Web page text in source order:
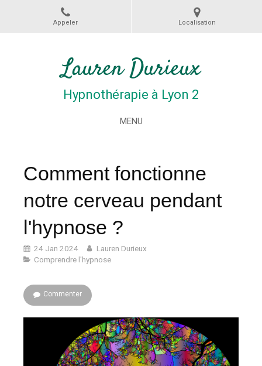
Appeler Localisation
Lauren Durieux
Hypnothérapie à Lyon 2
MENU
Comment fonctionne
notre cerveau pendant
l'hypnose ?
24 Jan 2024
Lauren Durieux
Comprendre l'hypnose
Commenter